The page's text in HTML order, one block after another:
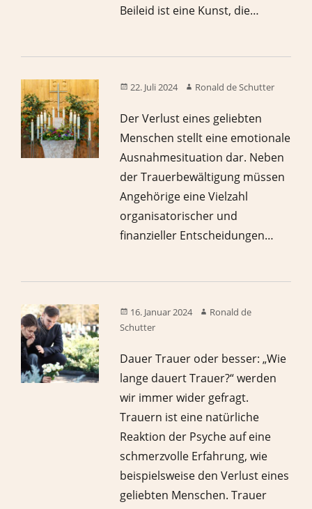
Beileid ist eine Kunst, die…
22. Juli 2024 Ronald de Schutter
Der Verlust eines geliebten
Menschen stellt eine emotionale
Ausnahmesituation dar. Neben
der Trauerbewältigung müssen
Angehörige eine Vielzahl
organisatorischer und
finanzieller Entscheidungen…
16. Januar 2024
Ronald de
Schutter
Dauer Trauer oder besser: „Wie
lange dauert Trauer?“ werden
wir immer wider gefragt.
Trauern ist eine natürliche
Reaktion der Psyche auf eine
schmerzvolle Erfahrung, wie
beispielsweise den Verlust eines
geliebten Menschen. Trauer